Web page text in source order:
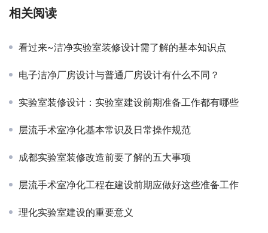
相关阅读
看过来~洁净实验室装修设计需了解的基本知识点
电子洁净厂房设计与普通厂房设计有什么不同？
实验室装修设计：实验室建设前期准备工作都有哪些
层流手术室净化基本常识及日常操作规范
成都实验室装修改造前要了解的五大事项
层流手术室净化工程在建设前期应做好这些准备工作
理化实验室建设的重要意义